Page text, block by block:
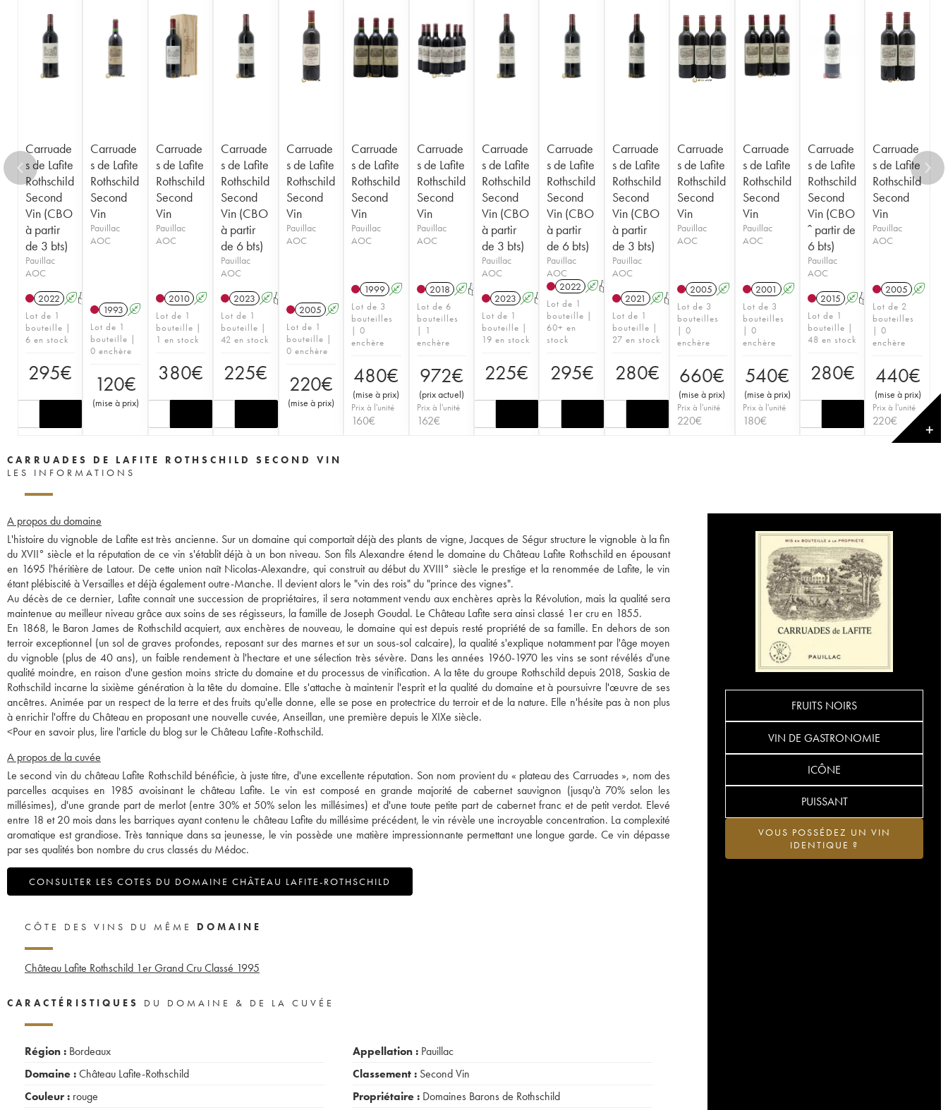
Carruade
s de Lafite
Rothschild
Second
Vin (CBO
à partir
de 3 bts)
Pauillac
AOC
2022 AT
Lot de 1
bouteille |
6 en stock
295€
Carruade
s de Lafite
Rothschild
Second
Vin
Pauillac
AOC
1993 A
Lot de 1
bouteille |
0 enchère
120€
(mise à prix)
Carruade
s de Lafite
Rothschild
Second
Vin
Pauillac
AOC
2010 A
Lot de 1
bouteille |
1 en stock
380€
Carruade
s de Lafite
Rothschild
Second
Vin (CBO
à partir
de 6 bts)
Pauillac
AOC
2023 AT
Lot de 1
bouteille |
42 en stock
225€
Carruade
s de Lafite
Rothschild
Second
Vin
Pauillac
AOC
2005 A
Lot de 1
bouteille |
0 enchère
220€
(mise à prix)
Carruade
s de Lafite
Rothschild
Second
Vin
Pauillac
AOC
1999 A
Lot de 3
bouteilles
| 0
enchère
480€
(mise à prix)
Prix à l'unité
160€
Carruade
s de Lafite
Rothschild
Second
Vin
Pauillac
AOC
2018 AT
Lot de 6
bouteilles
| 1
enchère
972€
(prix actuel)
Prix à l'unité
162€
Carruade
s de Lafite
Rothschild
Second
Vin (CBO
à partir
de 3 bts)
Pauillac
AOC
2023 AT
Lot de 1
bouteille |
19 en stock
225€
Carruade
s de Lafite
Rothschild
Second
Vin (CBO
à partir
de 6 bts)
Pauillac
AOC
2022 AT
Lot de 1
bouteille |
60+ en
stock
295€
Carruade
s de Lafite
Rothschild
Second
Vin (CBO
à partir
de 3 bts)
Pauillac
AOC
2021 AT
Lot de 1
bouteille |
27 en stock
280€
Carruade
s de Lafite
Rothschild
Second
Vin
Pauillac
AOC
2005 A
Lot de 3
bouteilles
| 0
enchère
660€
(mise à prix)
Prix à l'unité
220€
Carruade
s de Lafite
Rothschild
Second
Vin
Pauillac
AOC
2001 A
Lot de 3
bouteilles
| 0
enchère
540€
(mise à prix)
Prix à l'unité
180€
Carruade
s de Lafite
Rothschild
Second
Vin (CBO
ˆ partir de
6 bts)
Pauillac
AOC
2015 AT
Lot de 1
bouteille |
48 en stock
280€
Carruade
s de Lafite
Rothschild
Second
Vin
Pauillac
AOC
2005 A
Lot de 2
bouteilles
| 0
enchère
440€
(mise à prix)
Prix à l'unité
220€
✕
CARRUADES DE LAFITE ROTHSCHILD SECOND VIN
LES INFORMATIONS
A propos du domaine
L'histoire du vignoble de Lafite est très ancienne. Sur un domaine qui comportait déjà des plants de vigne, Jacques de Ségur structure le vignoble à la fin
du XVII° siècle et la réputation de ce vin s'établit déjà à un bon niveau. Son fils Alexandre étend le domaine du Château Lafite Rothschild en épousant
en 1695 l'héritière de Latour. De cette union naît Nicolas-Alexandre, qui construit au début du XVIII° siècle le prestige et la renommée de Lafite, le vin
étant plébiscité à Versailles et déjà également outre-Manche. Il devient alors le "vin des rois" du "prince des vignes".
Au décès de ce dernier, Lafite connait une succession de propriétaires, il sera notamment vendu aux enchères après la Révolution, mais la qualité sera
maintenue au meilleur niveau grâce aux soins de ses régisseurs, la famille de Joseph Goudal. Le Château Lafite sera ainsi classé 1er cru en 1855.
En 1868, le Baron James de Rothschild acquiert, aux enchères de nouveau, le domaine qui est depuis resté propriété de sa famille. En dehors de son
terroir exceptionnel (un sol de graves profondes, reposant sur des marnes et sur un sous-sol calcaire), la qualité s'explique notamment par l'âge moyen
du vignoble (plus de 40 ans), un faible rendement à l'hectare et une sélection très sévère. Dans les années 1960-1970 les vins se sont révélés d'une
qualité moindre, en raison d'une gestion moins stricte du domaine et du processus de vinification. A la tête du groupe Rothschild depuis 2018, Saskia de
Rothschild incarne la sixième génération à la tête du domaine. Elle s'attache à maintenir l'esprit et la qualité du domaine et à poursuivre l'œuvre de ses
ancêtres. Animée par un respect de la terre et des fruits qu'elle donne, elle se pose en protectrice du terroir et de la nature. Elle n'hésite pas à non plus
à enrichir l'offre du Château en proposant une nouvelle cuvée, Anseillan, une première depuis le XIXe siècle.
<Pour en savoir plus, lire l'article du blog sur le Château Lafite-Rothschild.
A propos de la cuvée
Le second vin du château Lafite Rothschild bénéficie, à juste titre, d'une excellente réputation. Son nom provient du « plateau des Carruades », nom des
parcelles acquises en 1985 avoisinant le château Lafite. Le vin est composé en grande majorité de cabernet sauvignon (jusqu'à 70% selon les
millésimes), d'une grande part de merlot (entre 30% et 50% selon les millésimes) et d'une toute petite part de cabernet franc et de petit verdot. Elevé
entre 18 et 20 mois dans les barriques ayant contenu le château Lafite du millésime précédent, le vin révèle une incroyable concentration. La complexité
aromatique est grandiose. Très tannique dans sa jeunesse, le vin possède une matière impressionnante permettant une longue garde. Ce vin dépasse
par ses qualités bon nombre du crus classés du Médoc.
CONSULTER LES COTES DU DOMAINE CHÂTEAU LAFITE-ROTHSCHILD
FRUITS NOIRS
VIN DE GASTRONOMIE
ICÔNE
PUISSANT
VOUS POSSÉDEZ UN VIN
IDENTIQUE ?
CÔTE DES VINS DU MÊME DOMAINE
Château Lafite Rothschild 1er Grand Cru Classé 1995
CARACTÉRISTIQUES DU DOMAINE & DE LA CUVÉE
Région : Bordeaux
Domaine :Château Lafite-Rothschild
Couleur : rouge
Appellation : Pauillac
Classement : Second Vin
Propriétaire : Domaines Barons de Rothschild